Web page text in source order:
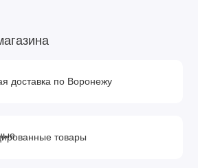
доставка по Воронежу
товары